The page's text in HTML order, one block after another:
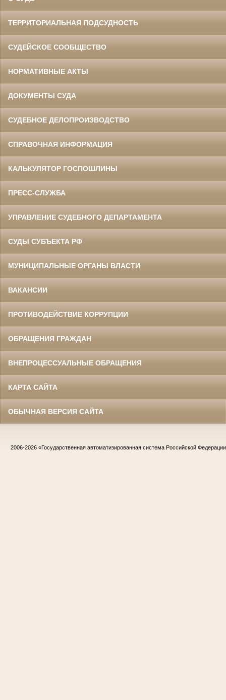
ТЕРРИТОРИАЛЬНАЯ ПОДСУДНОСТЬ
СУДЕЙСКОЕ СООБЩЕСТВО
НОРМАТИВНЫЕ АКТЫ
ДОКУМЕНТЫ СУДА
СУДЕБНОЕ ДЕЛОПРОИЗВОДСТВО
СПРАВОЧНАЯ ИНФОРМАЦИЯ
КАЛЬКУЛЯТОР ГОСПОШЛИНЫ
ПРЕСС-СЛУЖБА
УПРАВЛЕНИЕ СУДЕБНОГО ДЕПАРТАМЕНТА
СУДЫ СУБЪЕКТА РФ
МУНИЦИПАЛЬНЫЕ ОРГАНЫ ВЛАСТИ
ВАКАНСИИ
ПРОТИВОДЕЙСТВИЕ КОРРУПЦИИ
ОБРАЩЕНИЯ ГРАЖДАН
ВНЕПРОЦЕССУАЛЬНЫЕ ОБРАЩЕНИЯ
КАРТА САЙТА
ОБЫЧНАЯ ВЕРСИЯ САЙТА
2006-2026 «Государственная автоматизированная система Российской